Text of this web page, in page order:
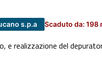
s.p.a Scaduto da: 198
e realizzazione del